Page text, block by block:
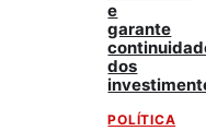
e
garante
dos
POLÍTICA